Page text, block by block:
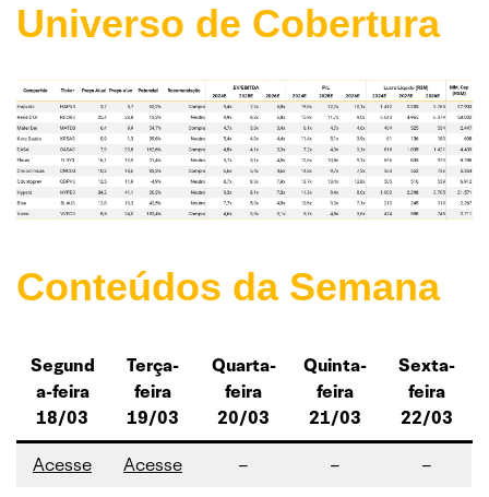
Universo de Cobertura
Conteúdos da Semana
Segund
a-feira
18/03
Terça-
feira
19/03
Quarta-
feira
20/03
Quinta-
feira
21/03
Sexta-
feira
22/03
Acesse Acesse – – –